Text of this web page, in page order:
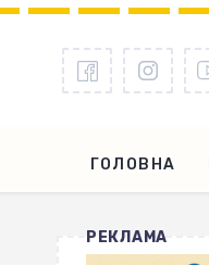
ГОЛОВНА
РЕКЛАМА